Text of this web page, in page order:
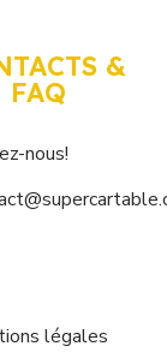
&
FAQ
nous!
légales